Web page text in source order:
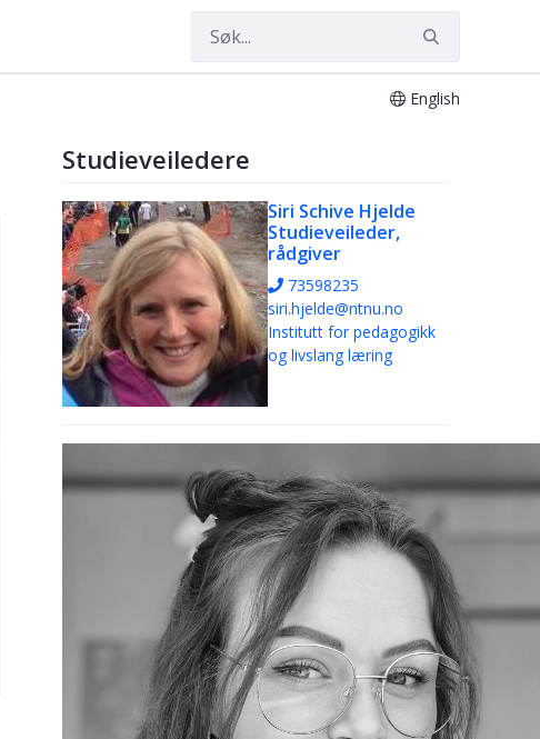
English
Studieveiledere
Siri Schive Hjelde
Studieveileder,
rådgiver
73598235
siri.hjelde@ntnu.no
Institutt for pedagogikk
og livslang læring